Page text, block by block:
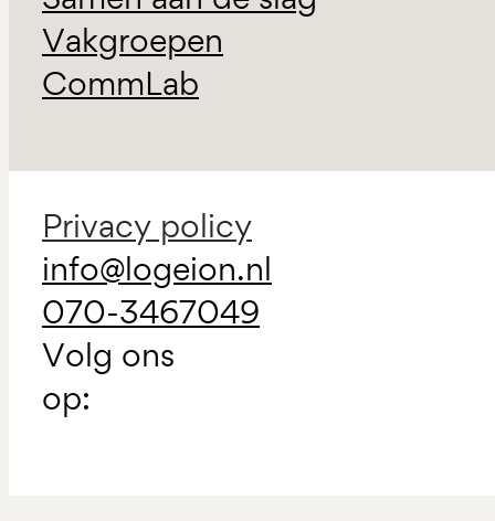
Vakgroepen
CommLab
Privacy policy
info@logeion.nl
070-3467049
Volg ons
op: